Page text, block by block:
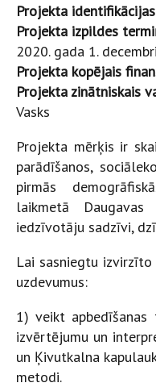
Projekta
Projekta izpildes
2020. gada 1.
Projekta kopējais
Projekta zinātniskais
Vasks
Projekta mērķis ir
parādīšanos,
pirmās
laikmetā
iedzīvotāju sadzīvi,
Lai sasniegtu
uzdevumus:
1) veikt apbedīšanas
izvērtējumu un
un Ķivutkalna
metodi.